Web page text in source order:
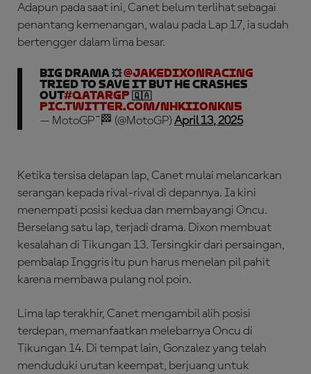
Adapun pada saat ini, Canet belum terlihat sebagai
penantang kemenangan, walau pada Lap 17, ia sudah
bertengger dalam lima besar.
BIG DRAMA 💥@jakedixonracing
tried to save it but he crashes
out#QatarGP 🇶🇦
pic.twitter.com/nhkIIOnkN5
— MotoGP™🏁 (@MotoGP) April 13, 2025
Ketika tersisa delapan lap, Canet mulai melancarkan
serangan kepada rival-rival di depannya. Ia kini
menempati posisi kedua dan membayangi Oncu.
Berselang satu lap, terjadi drama. Dixon membuat
kesalahan di Tikungan 13. Tersingkir dari persaingan,
pembalap Inggris itu pun harus menelan pil pahit
karena membawa pulang nol poin.
Lima lap terakhir, Canet mengambil alih posisi
terdepan, memanfaatkan melebarnya Oncu di
Tikungan 14. Di tempat lain, Gonzalez yang telah
menduduki urutan keempat, berjuang untuk